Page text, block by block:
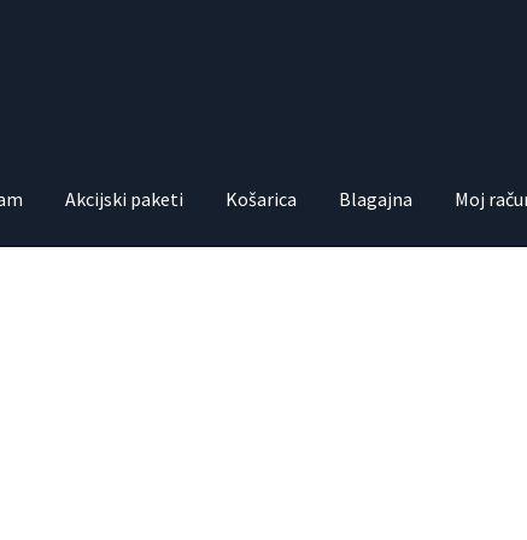
Akcijski paketi Košarica Blagajna Moj